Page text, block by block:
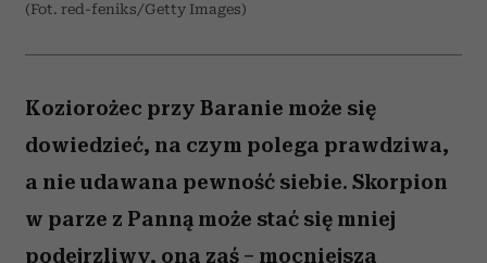
(Fot. red-feniks/Getty Images)
Koziorożec przy Baranie może się
dowiedzieć, na czym polega prawdziwa,
a nie udawana pewność siebie. Skorpion
w parze z Panną może stać się mniej
podejrzliwy, ona zaś – mocniejsza